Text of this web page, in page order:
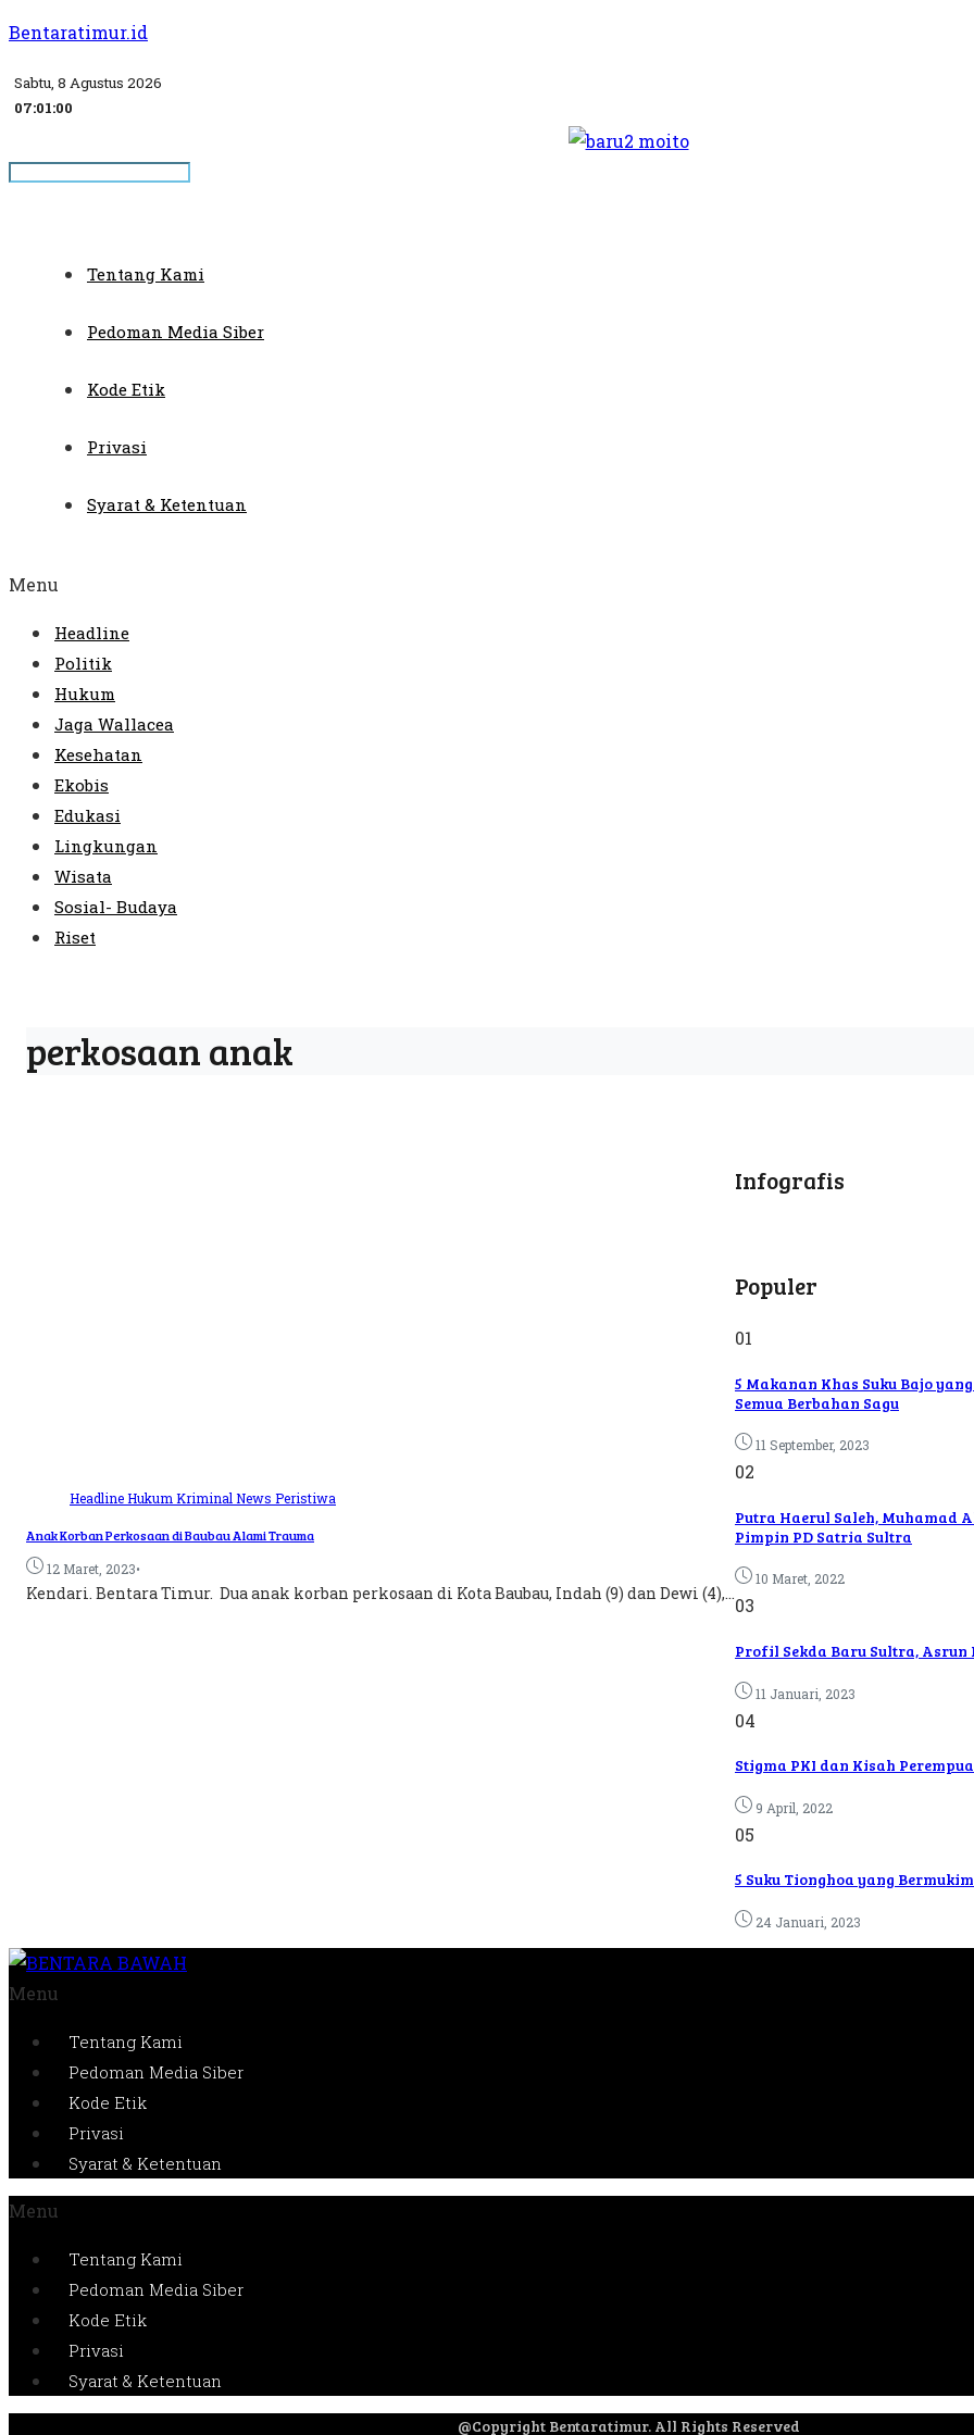
Bentaratimur.id
Sabtu, 8 Agustus 2026
07:01:00
Tentang Kami
Pedoman Media Siber
Kode Etik
Privasi
Syarat & Ketentuan
Menu
Headline
Politik
Hukum
Jaga Wallacea
Kesehatan
Ekobis
Edukasi
Lingkungan
Wisata
Sosial- Budaya
Riset
perkosaan anak
HeadlineHukum Kriminal News Peristiwa
Anak Korban Perkosaan di Baubau Alami Trauma
12 Maret, 2023•
Kendari. Bentara Timur. Dua anak korban perkosaan di Kota Baubau, Indah (9) dan Dewi (4),...
Infografis
Populer
01
5 Makanan Khas Suku Bajo
Semua Berbahan Sagu
11 September, 2023
02
Putra Haerul Saleh, Muhamad
Pimpin PD Satria Sultra
10 Maret, 2022
03
Profil Sekda Baru Sultra, Asrun
11 Januari, 2023
04
Stigma PKI dan Kisah
9 April, 2022
05
5 Suku Tionghoa yang
24 Januari, 2023
Menu
Tentang Kami
Pedoman Media Siber
Kode Etik
Privasi
Syarat & Ketentuan
Menu
Tentang Kami
Pedoman Media Siber
Kode Etik
Privasi
Syarat & Ketentuan
@Copyright Bentaratimur. All Rights Reserved